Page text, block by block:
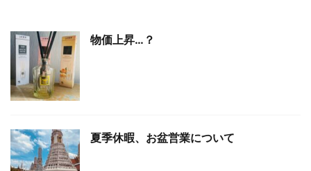
物価上昇…？
夏季休暇、お盆営業について